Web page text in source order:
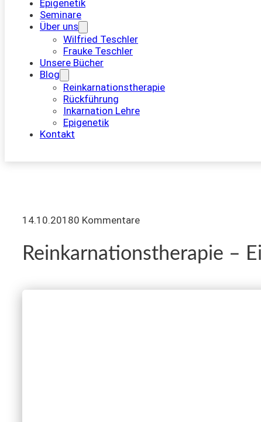
Epigenetik
Seminare
Über uns
Wilfried Teschler
Frauke Teschler
Unsere Bücher
Blog
Reinkarnationstherapie
Rückführung
Inkarnation Lehre
Epigenetik
Kontakt
14.10.20180 Kommentare
Reinkarnationstherapie –